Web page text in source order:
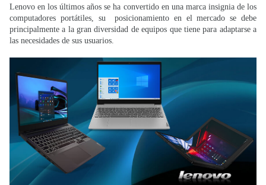
Lenovo en los últimos años se ha convertido en una marca insignia de los
computadores portátiles, su posicionamiento en el mercado se debe
principalmente a la gran diversidad de equipos que tiene para adaptarse a
las necesidades de sus usuarios.